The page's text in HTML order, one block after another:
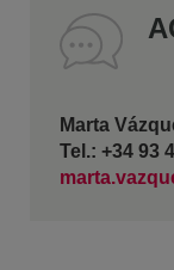
Marta
Tel.: +34 93